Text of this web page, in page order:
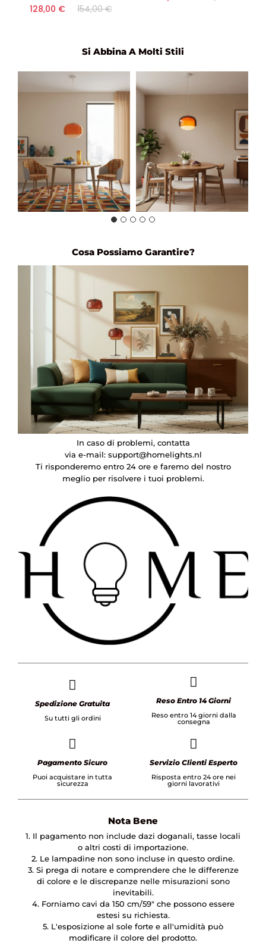
128,00 € 154,00 €
Si Abbina A Molti Stili
Cosa Possiamo Garantire?
In caso di problemi, contatta
via e-mail: support@homelights.nl
Ti risponderemo entro 24 ore e faremo del nostro
meglio per risolvere i tuoi problemi.
Spedizione Gratuita
Su tutti gli ordini
Reso Entro 14 Giorni
Reso entro 14 giorni dalla
consegna
Pagamento Sicuro
Puoi acquistare in tutta
sicurezza
Servizio Clienti Esperto
Risposta entro 24 ore nei
giorni lavorativi
Nota Bene
1. Il pagamento non include dazi doganali, tasse locali
o altri costi di importazione.
2. Le lampadine non sono incluse in questo ordine.
3. Si prega di notare e comprendere che le differenze
di colore e le discrepanze nelle misurazioni sono
inevitabili.
4. Forniamo cavi da 150 cm/59″ che possono essere
estesi su richiesta.
5. L'esposizione al sole forte e all'umidità può
modificare il colore del prodotto.